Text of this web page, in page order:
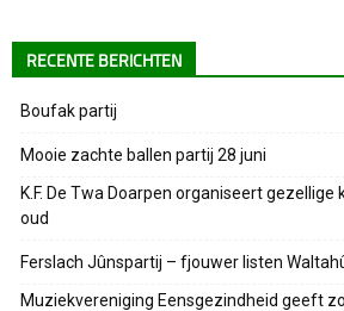
RECENTE BERICHTEN
Boufak partij
Mooie zachte ballen partij 28 juni
K.F. De Twa Doarpen organiseert
oud
Ferslach Jûnspartij – fjouwer listen
Muziekvereniging Eensgezindheid geeft